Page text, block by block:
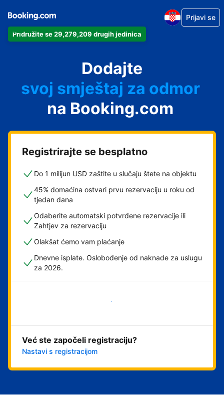
Pridružite se 29,279,209 drugih jedinica
Prijavi se
Dodajte
svoj apartman
svoj hotel
svoj smještaj za odmor
svoj privatni smještaj
svoj smještaj s doručkom
na Booking.com
Registrirajte se besplatno
Do 1 milijun USD zaštite u slučaju štete na objektu
45% domaćina ostvari prvu rezervaciju u roku od
tjedan dana
Odaberite automatski potvrđene rezervacije ili
Zahtjev za rezervaciju
Olakšat ćemo vam plaćanje
Dnevne isplate. Oslobođenje od naknade za uslugu
za 2026.
Započni odmah
Već ste započeli registraciju?
Nastavi s registracijom